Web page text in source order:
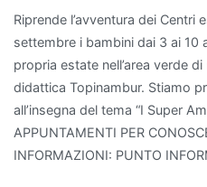
Riprende l’avventura dei Centri
settembre i bambini dai 3 ai 10
propria estate nell’area verde
didattica Topinambur. Stiamo
all’insegna del tema “I Super
APPUNTAMENTI PER
INFORMAZIONI: PUNTO